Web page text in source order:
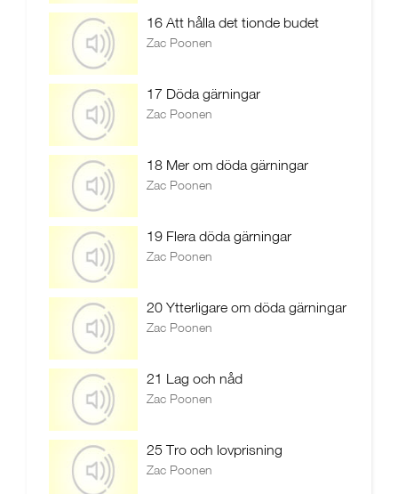
16 Att hålla det tionde budet
Zac Poonen
17 Döda gärningar
Zac Poonen
18 Mer om döda gärningar
Zac Poonen
19 Flera döda gärningar
Zac Poonen
20 Ytterligare om döda gärningar
Zac Poonen
21 Lag och nåd
Zac Poonen
25 Tro och lovprisning
Zac Poonen